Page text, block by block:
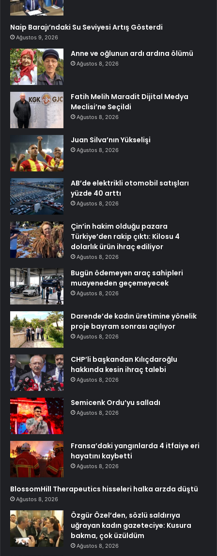
Naip Barajı’ndaki Su Seviyesi Artış Gösterdi
Ağustos 9, 2026
Anne ve oğlunun ardı ardına ölümü
Ağustos 8, 2026
Fatih Melih Maradit Dijital Medya
Meclisi’ne Seçildi
Ağustos 8, 2026
Juan Silva’nın Yükselişi
Ağustos 8, 2026
AB’de elektrikli otomobil satışları
yüzde 40 arttı
Ağustos 8, 2026
Çin’in hakim olduğu pazara
Türkiye’den rakip çıktı: Kilosu 4
dolarlık ürün ihraç ediliyor
Ağustos 8, 2026
Bugün ödemeyen araç sahipleri
muayeneden geçemeyecek
Ağustos 8, 2026
Darende’de kadın üretimine yönelik
proje bayram sonrası açılıyor
Ağustos 8, 2026
CHP’li başkandan Kılıçdaroğlu
hakkında kesin ihraç talebi
Ağustos 8, 2026
Semicenk Ordu’yu salladı
Ağustos 8, 2026
Fransa’daki yangınlarda 4 itfaiye eri
hayatını kaybetti
Ağustos 8, 2026
BlossomHill Therapeutics hisseleri halka arzda düştü
Ağustos 8, 2026
Özgür Özel’den, sözlü saldırıya
uğrayan kadın gazeteciye: Kusura
bakma, çok üzüldüm
Ağustos 8, 2026